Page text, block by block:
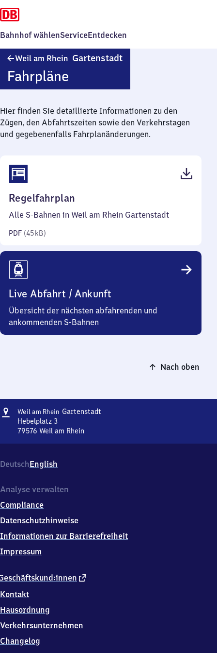
Bahnhof wählenServiceEntdecken
Weil am Rhein Gartenstadt
Fahrpläne
Hier finden Sie detaillierte Informationen zu den
Zügen, den Abfahrtszeiten sowie den Verkehrstagen
und gegebenenfalls Fahrplanänderungen.
Regelfahrplan
45
Alle S-Bahnen in Weil am Rhein Gartenstadt
PDF (45 kB)
Live Abfahrt / Ankunft
Übersicht der nächsten abfahrenden und
ankommenden S-Bahnen
Nach oben
Adresse
Weil am Rhein Gartenstadt
Hebelplatz 3
79576 Weil am Rhein
Gartenstadt,
Hebelplatz
7
5
7
Weil
am
Rhein
DeutschEnglish
externer
Kontakt
Hausordnung
Verkehrsunternehmen
Changelog
Analyse verwalten
Compliance
Datenschutzhinweise
Informationen zur Barrierefreiheit
Impressum